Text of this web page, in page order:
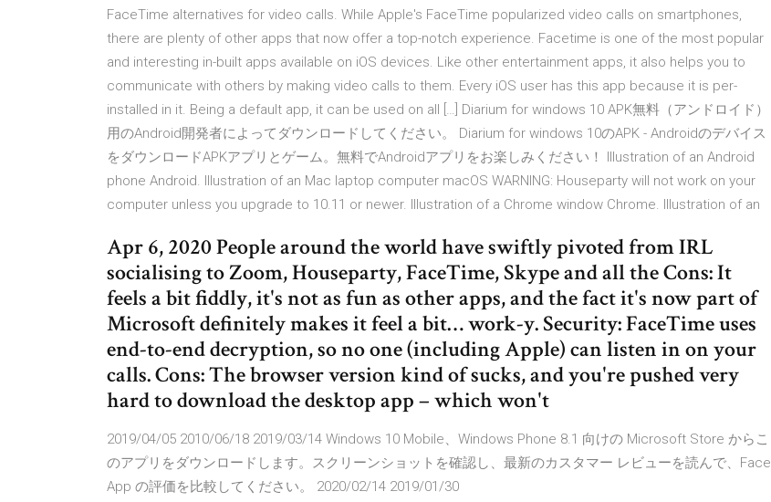
FaceTime alternatives for video calls. While Apple's FaceTime popularized video calls on smartphones,
there are plenty of other apps that now offer a top-notch experience. Facetime is one of the most popular
and interesting in-built apps available on iOS devices. Like other entertainment apps, it also helps you to
communicate with others by making video calls to them. Every iOS user has this app because it is per-
installed in it. Being a default app, it can be used on all […] Diarium for windows 10 APK無料（アンドロイド）
用のAndroid開発者によってダウンロードしてください。 Diarium for windows 10のAPK - Androidのデバイス
をダウンロードAPKアプリとゲーム。無料でAndroidアプリをお楽しみください！ Illustration of an Android
phone Android. Illustration of an Mac laptop computer macOS WARNING: Houseparty will not work on your
computer unless you upgrade to 10.11 or newer. Illustration of a Chrome window Chrome. Illustration of an
Apr 6, 2020 People around the world have swiftly pivoted from IRL
socialising to Zoom, Houseparty, FaceTime, Skype and all the Cons: It
feels a bit fiddly, it's not as fun as other apps, and the fact it's now part of
Microsoft definitely makes it feel a bit… work-y. Security: FaceTime uses
end-to-end decryption, so no one (including Apple) can listen in on your
calls. Cons: The browser version kind of sucks, and you're pushed very
hard to download the desktop app – which won't
2019/04/05 2010/06/18 2019/03/14 Windows 10 Mobile、Windows Phone 8.1 向けの Microsoft Store からこ
のアプリをダウンロードします。スクリーンショットを確認し、最新のカスタマー レビューを読んで、Face
App の評価を比較してください。 2020/02/14 2019/01/30